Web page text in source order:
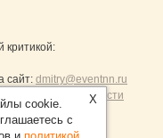
критикой:
сайт: dmitry@eventnn.ru
конфиденциальности
X
cookie.
с